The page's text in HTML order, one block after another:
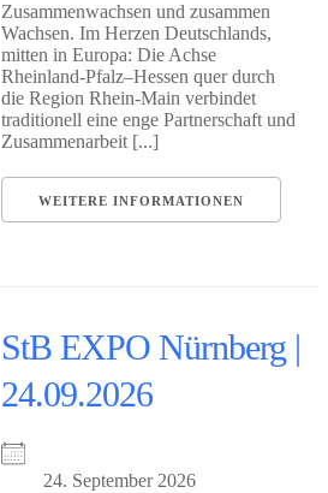
Zusammenwachsen und zusammen
Wachsen. Im Herzen Deutschlands,
mitten in Europa: Die Achse
Rheinland-Pfalz–Hessen quer durch
die Region Rhein-Main verbindet
traditionell eine enge Partnerschaft und
Zusammenarbeit [...]
WEITERE INFORMATIONEN
StB EXPO Nürnberg |
24.09.2026
24. September 2026